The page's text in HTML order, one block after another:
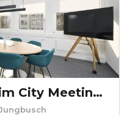
Rivvers Mannheim City Meetingroom Wanda